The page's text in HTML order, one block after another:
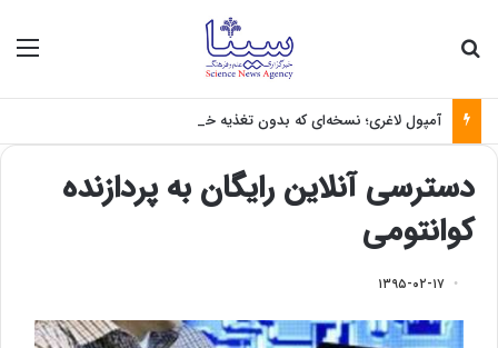
آمپول لاغری؛ نسخه‌ای که بدون تغذیه خطرناک می‌شود
دسترسی آنلاین رایگان به پردازنده
کوانتومی
۱۳۹۵-۰۲-۱۷